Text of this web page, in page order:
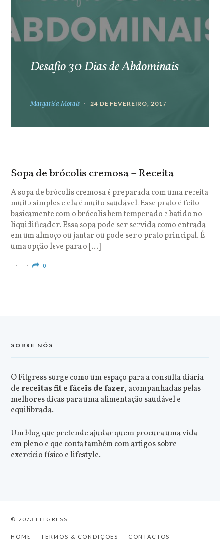
Desafio 30 Dias de Abdominais
Margarida Morais 24 DE FEVEREIRO, 2017
Sopa de brócolis cremosa – Receita
A sopa de brócolis cremosa é preparada com uma receita
muito simples e ela é muito saudável. Esse prato é feito
basicamente com o brócolis bem temperado e batido no
liquidificador. Essa sopa pode ser servida como entrada
em um almoço ou jantar ou pode ser o prato principal. É
uma opção leve para o […]
0
SOBRE NÓS
O Fitgress surge como um espaço para a consulta diária
dereceitas fit e fáceis de fazer, acompanhadas pelas
melhores dicas para uma alimentação saudável e
equilibrada.
Um blog que pretende ajudar quem procura uma vida
em pleno e que conta também com artigos sobre
exercício físico e lifestyle.
© 2023 FITGRESS
HOME TERMOS & CONDIÇÕES CONTACTOS